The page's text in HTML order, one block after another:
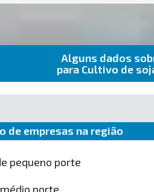
Alguns dados
para Cultivo de
de empresas na região
pequeno porte
porte